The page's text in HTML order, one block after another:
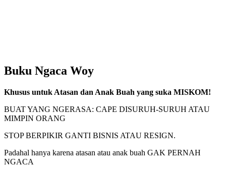
Buku Ngaca Woy
Khusus untuk Atasan dan Anak Buah yang suka MISKOM!
BUAT YANG NGERASA: CAPE DISURUH-SURUH ATAU
MIMPIN ORANG
STOP BERPIKIR GANTI BISNIS ATAU RESIGN.
Padahal hanya karena atasan atau anak buah GAK PERNAH
NGACA